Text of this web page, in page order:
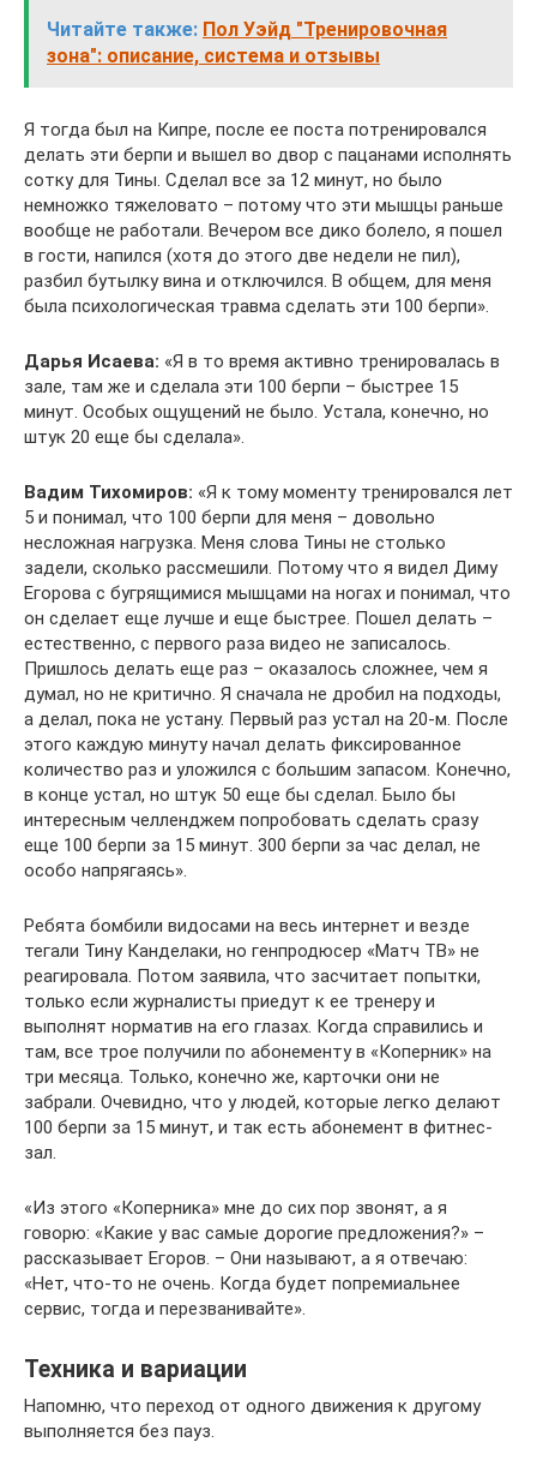
Читайте также: Пол Уэйд "Тренировочная
зона": описание, система и отзывы
Я тогда был на Кипре, после ее поста потренировался
делать эти берпи и вышел во двор с пацанами исполнять
сотку для Тины. Сделал все за 12 минут, но было
немножко тяжеловато – потому что эти мышцы раньше
вообще не работали. Вечером все дико болело, я пошел
в гости, напился (хотя до этого две недели не пил),
разбил бутылку вина и отключился. В общем, для меня
была психологическая травма сделать эти 100 берпи».
Дарья Исаева: «Я в то время активно тренировалась в
зале, там же и сделала эти 100 берпи – быстрее 15
минут. Особых ощущений не было. Устала, конечно, но
штук 20 еще бы сделала».
Вадим Тихомиров: «Я к тому моменту тренировался лет
5 и понимал, что 100 берпи для меня – довольно
несложная нагрузка. Меня слова Тины не столько
задели, сколько рассмешили. Потому что я видел Диму
Егорова с бугрящимися мышцами на ногах и понимал, что
он сделает еще лучше и еще быстрее. Пошел делать –
естественно, с первого раза видео не записалось.
Пришлось делать еще раз – оказалось сложнее, чем я
думал, но не критично. Я сначала не дробил на подходы,
а делал, пока не устану. Первый раз устал на 20-м. После
этого каждую минуту начал делать фиксированное
количество раз и уложился с большим запасом. Конечно,
в конце устал, но штук 50 еще бы сделал. Было бы
интересным челленджем попробовать сделать сразу
еще 100 берпи за 15 минут. 300 берпи за час делал, не
особо напрягаясь».
Ребята бомбили видосами на весь интернет и везде
тегали Тину Канделаки, но генпродюсер «Матч ТВ» не
реагировала. Потом заявила, что засчитает попытки,
только если журналисты приедут к ее тренеру и
выполнят норматив на его глазах. Когда справились и
там, все трое получили по абонементу в «Коперник» на
три месяца. Только, конечно же, карточки они не
забрали. Очевидно, что у людей, которые легко делают
100 берпи за 15 минут, и так есть абонемент в фитнес-
зал.
«Из этого «Коперника» мне до сих пор звонят, а я
говорю: «Какие у вас самые дорогие предложения?» –
рассказывает Егоров. – Они называют, а я отвечаю:
«Нет, что-то не очень. Когда будет попремиальнее
сервис, тогда и перезванивайте».
Техника и вариации
Напомню, что переход от одного движения к другому
выполняется без пауз.